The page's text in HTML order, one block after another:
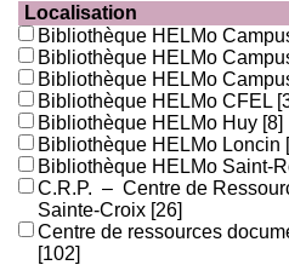
Localisation
Bibliothèque HELMo
Bibliothèque HELMo
Bibliothèque HELMo
Bibliothèque HELMo CFEL
Bibliothèque HELMo Huy [8]
Bibliothèque HELMo Loncin
Bibliothèque HELMo Saint-
C.R.P. – Centre de
Sainte-Croix [26]
Centre de ressources
[102]